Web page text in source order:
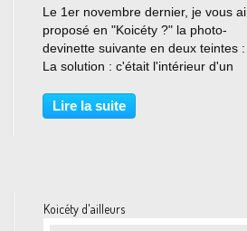
Le 1er novembre dernier, je vous ai
proposé en "Koicéty ?" la photo-
devinette suivante en deux teintes :
La solution : c'était l'intérieur d'un
Visiblement, je ne l'avais pas
suffisamment bien refermé et les
Lire la suite
Koicéty d'ailleurs